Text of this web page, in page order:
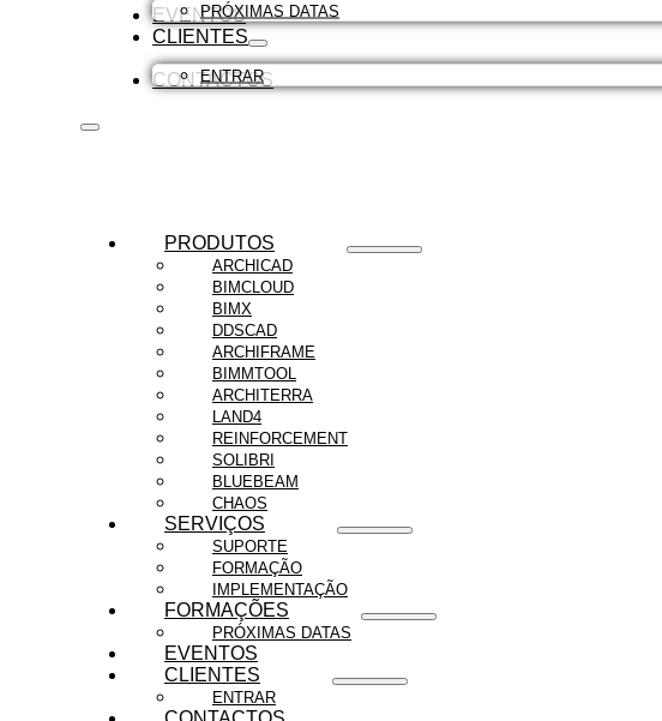
PRÓXIMAS DATAS
EVENTOS
CLIENTES
ENTRAR
CONTACTOS
PRODUTOS
ARCHICAD
BIMCLOUD
BIMX
DDSCAD
ARCHIFRAME
BIMMTOOL
ARCHITERRA
LAND4
REINFORCEMENT
SOLIBRI
BLUEBEAM
CHAOS
SERVIÇOS
SUPORTE
FORMAÇÃO
IMPLEMENTAÇÃO
FORMAÇÕES
PRÓXIMAS DATAS
EVENTOS
CLIENTES
ENTRAR